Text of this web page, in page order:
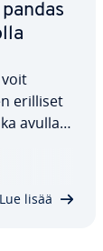
erilliset
avulla
Lue lisää